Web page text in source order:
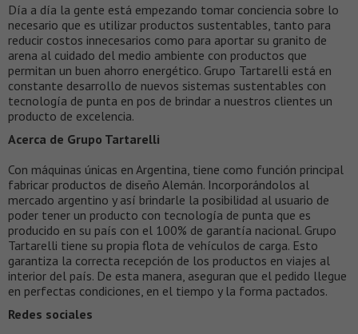
Día a día la gente está empezando tomar conciencia sobre lo
necesario que es utilizar productos sustentables, tanto para
reducir costos innecesarios como para aportar su granito de
arena al cuidado del medio ambiente con productos que
permitan un buen ahorro energético. Grupo Tartarelli está en
constante desarrollo de nuevos sistemas sustentables con
tecnología de punta en pos de brindar a nuestros clientes un
producto de excelencia.
Acerca de Grupo Tartarelli
Con máquinas únicas en Argentina, tiene como función principal
fabricar productos de diseño Alemán. Incorporándolos al
mercado argentino y así brindarle la posibilidad al usuario de
poder tener un producto con tecnología de punta que es
producido en su país con el 100% de garantía nacional. Grupo
Tartarelli tiene su propia flota de vehículos de carga. Esto
garantiza la correcta recepción de los productos en viajes al
interior del país. De esta manera, aseguran que el pedido llegue
en perfectas condiciones, en el tiempo y la forma pactados.
Redes sociales